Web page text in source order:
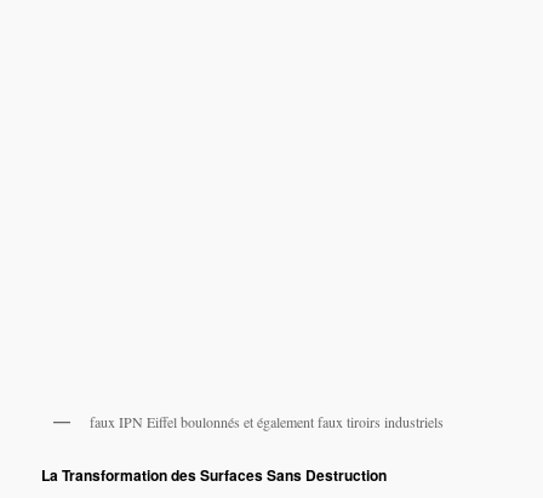
faux IPN Eiffel boulonnés et également faux tiroirs industriels
La Transformation des Surfaces Sans Destruction